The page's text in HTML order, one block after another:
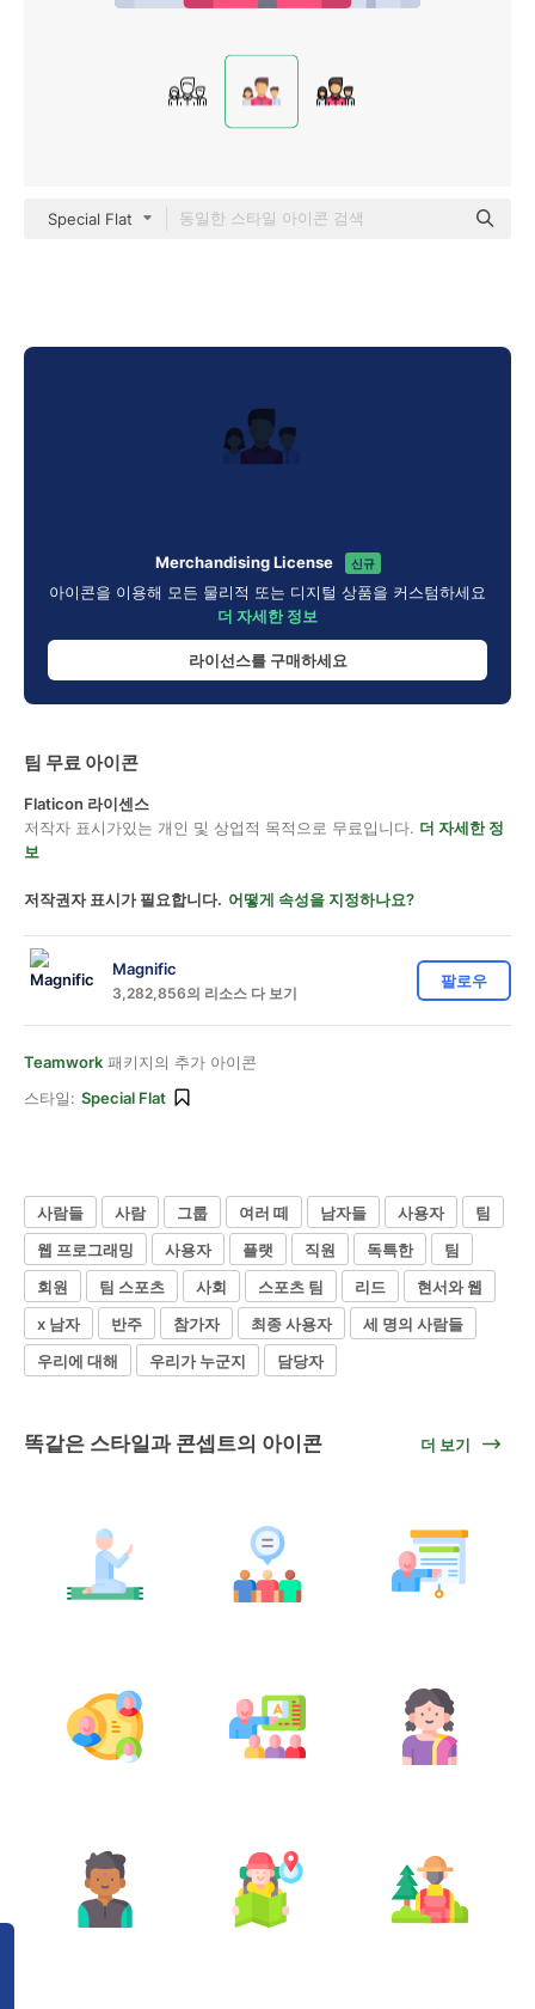
Special Flat
Merchandising License 신규
아이콘을 이용해 모든 물리적 또는 디지털 상품을 커스텀하세요
더 자세한 정보
라이선스를 구매하세요
팀 무료 아이콘
Flaticon 라이센스
저작자 표시가있는 개인 및 상업적 목적으로 무료입니다. 더 자세한 정
보
저작권자 표시가 필요합니다. 어떻게 속성을 지정하나요?
Magnific
3,282,856의 리소스 다 보기
팔로우
Teamwork 패키지의 추가 아이콘
스타일: Special Flat
사람들 사람 그룹 여러 떼 남자들 사용자
팀
웹 프로그래밍
사용자 플랫 직원 독특한
팀
회원
팀 스포츠 사회 스포츠 팀 리드
현서와 웹
x 남자
반주 참가자 최종 사용자
세 명의 사람들
우리에 대해
우리가 누군지 담당자
똑같은 스타일과 콘셉트의 아이콘 더 보기